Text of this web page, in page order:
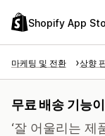
Shopify App
마케팅 및 전환 상향
무료 배송 기능
‘잘 어울리는 제